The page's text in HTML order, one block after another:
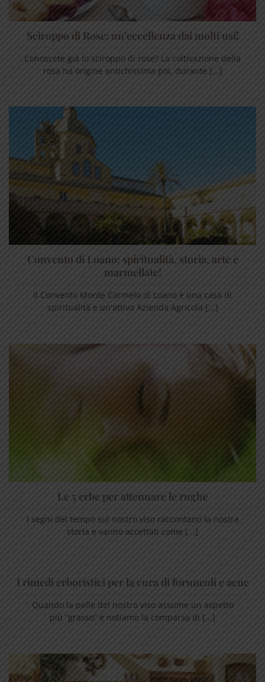
Sciroppo di Rose: un’eccellenza dai molti usi!
Conoscete già lo sciroppo di rose? La coltivazione della
rosa ha origine antichissima poi, durante [...]
Convento di Loano: spiritualità, storia, arte e
marmellate!
Il Convento Monte Carmelo di Loano è una casa di
spiritualità e un'attiva Azienda Agricola [...]
Le 5 erbe per attenuare le rughe
I segni del tempo sul nostro viso raccontano la nostra
storia e vanno accettati come [...]
I rimedi erboristici per la cura di foruncoli e acne
Quando la pelle del nostro viso assume un aspetto
più “grasso” e notiamo la comparsa di [...]